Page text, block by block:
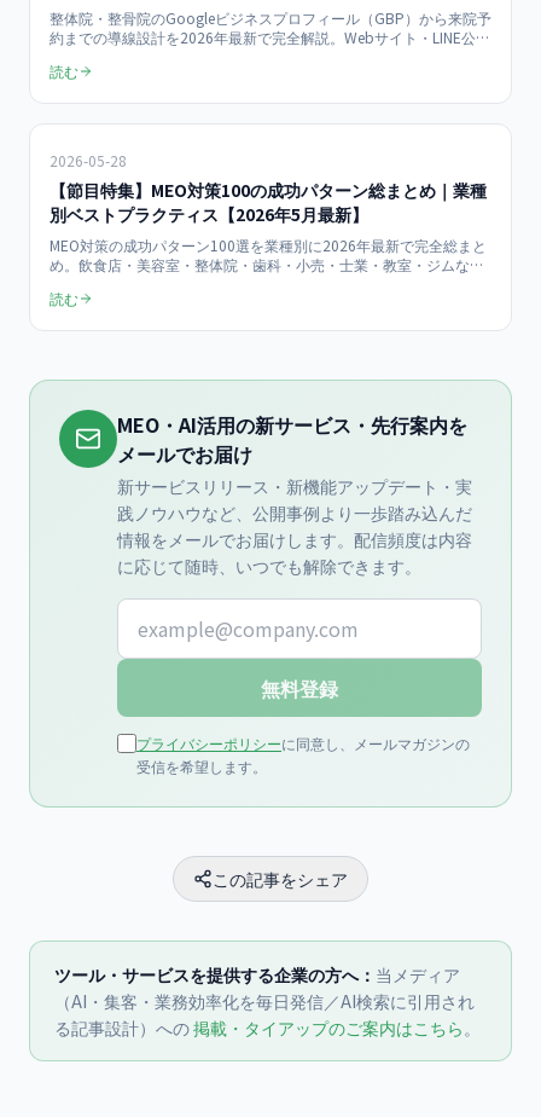
整体院・整骨院のGoogleビジネスプロフィール（GBP）から来院予
約までの導線設計を2026年最新で完全解説。Webサイト・LINE公式
コンバージョン率比較、予約数+58%の実証データまで店舗オーナ
読む
2026-05-28
【節目特集】MEO対策100の成功パターン総まとめ｜業種
別ベストプラクティス【2026年5月最新】
MEO対策の成功パターン100選を業種別に2026年最新で完全総まと
め。飲食店・美容室・整体院・歯科・小売・士業・教室・ジムなど
化、よくある失敗回避まで店舗オーナー向けに節目特集として完全
読む
MEO・AI活用の新サービス・先行案内を
メールでお届け
新サービスリリース・新機能アップデート・実
践ノウハウなど、公開事例より一歩踏み込んだ
情報をメールでお届けします。配信頻度は内容
に応じて随時、いつでも解除できます。
メールアドレス
無料登録
プライバシーポリシーに同意し、メールマガジンの
受信を希望します。
この記事をシェア
ツール・サービスを提供する企業の方へ： 当メディア
（AI・集客・業務効率化を毎日発信／AI検索に引用され
る記事設計）への掲載・タイアップのご案内はこちら。